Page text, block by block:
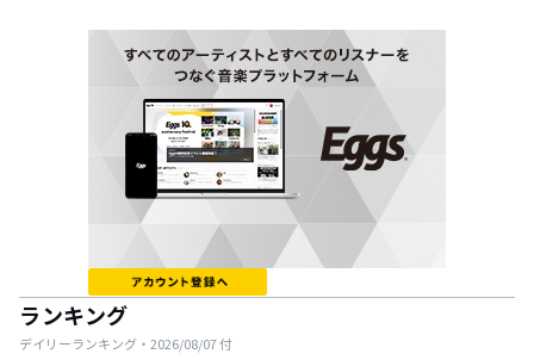
ランキング
デイリーランキング・ 2026/08/07付